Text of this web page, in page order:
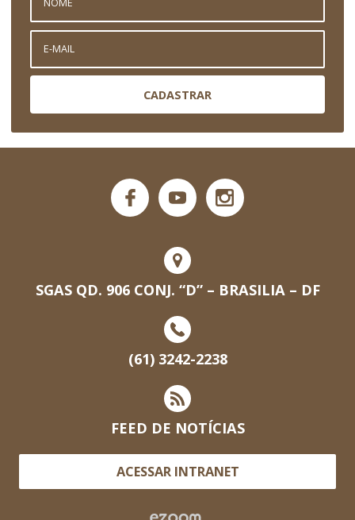
CADASTRAR
SGAS QD. 906 CONJ. “D” – BRASILIA – DF
(61) 3242-2238
FEED DE NOTÍCIAS
ACESSAR INTRANET